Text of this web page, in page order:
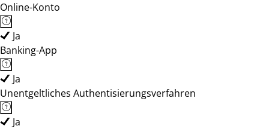
Online-Konto
Ja
Banking-App
Ja
Unentgeltliches Authentisierungsverfahren
Ja